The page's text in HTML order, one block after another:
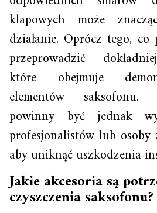
klapowych może
działanie. Oprócz tego,
przeprowadzić
które obejmuje
elementów saksofonu.
powinny być jednak
profesjonalistów lub osoby
aby uniknąć uszkodzenia
Jakie akcesoria są
czyszczenia saksofonu?